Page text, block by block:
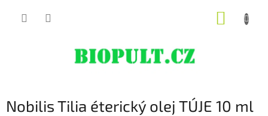
Nobilis Tilia éterický olej TÚJE 10 ml